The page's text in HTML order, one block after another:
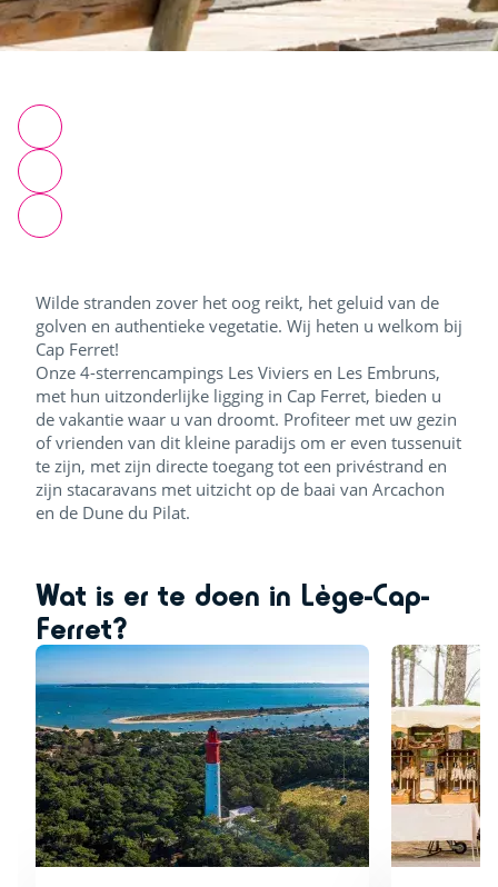
Wilde stranden zover het oog reikt, het geluid van de
golven en authentieke vegetatie. Wij heten u welkom bij
Cap Ferret!
Onze 4-sterrencampings Les Viviers en Les Embruns,
met hun uitzonderlijke ligging in Cap Ferret, bieden u
de vakantie waar u van droomt. Profiteer met uw gezin
of vrienden van dit kleine paradijs om er even tussenuit
te zijn, met zijn directe toegang tot een privéstrand en
zijn stacaravans met uitzicht op de baai van Arcachon
en de Dune du Pilat.
Wat is er te doen in Lège-Cap-
Ferret?